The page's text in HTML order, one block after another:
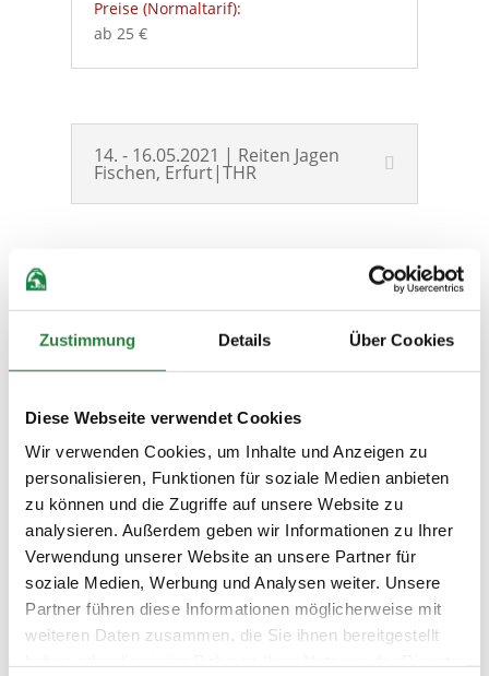
Zustimmung Details Über Cookies
Diese Webseite verwendet Cookies
Wir verwenden Cookies, um Inhalte und Anzeigen zu
personalisieren, Funktionen für soziale Medien anbieten
zu können und die Zugriffe auf unsere Website zu
analysieren. Außerdem geben wir Informationen zu Ihrer
Verwendung unserer Website an unsere Partner für
soziale Medien, Werbung und Analysen weiter. Unsere
Partner führen diese Informationen möglicherweise mit
weiteren Daten zusammen, die Sie ihnen bereitgestellt
Preise (Normaltarif):
ab 25 €
14. - 16.05.2021 | Reiten Jagen
Fischen, Erfurt|THR
Vielseitigkeitsturnier,
23.-25.07.2021 | Global
Jumping, Berlin| BBG
 Vorheriger Artikel
Ausgabe 02/2021